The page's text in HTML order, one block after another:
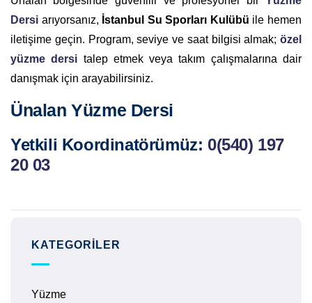
Dersi arıyorsanız, İstanbul Su Sporları Kulübü ile hemen
iletişime geçin. Program, seviye ve saat bilgisi almak; özel
yüzme dersi talep etmek veya takım çalışmalarına dair
danışmak için arayabilirsiniz.
Ünalan Yüzme Dersi
Yetkili Koordinatörümüz: 0(540) 197
20 03
KATEGORILER
Yüzme